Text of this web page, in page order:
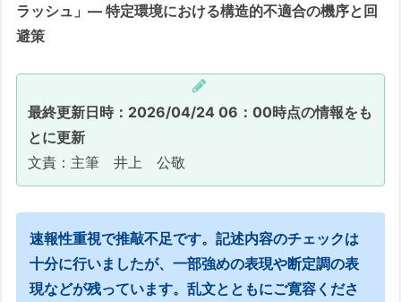
ラッシュ」― 特定環境における構造的不適合の機序と回
避策
最終更新日時：2026/04/24 06：00時点の情報をも
とに更新
文責：主筆 井上 公敬
速報性重視で推敲不足です。記述内容のチェックは
十分に行いましたが、一部強めの表現や断定調の表
現などが残っています。乱文とともにご寛容くださ